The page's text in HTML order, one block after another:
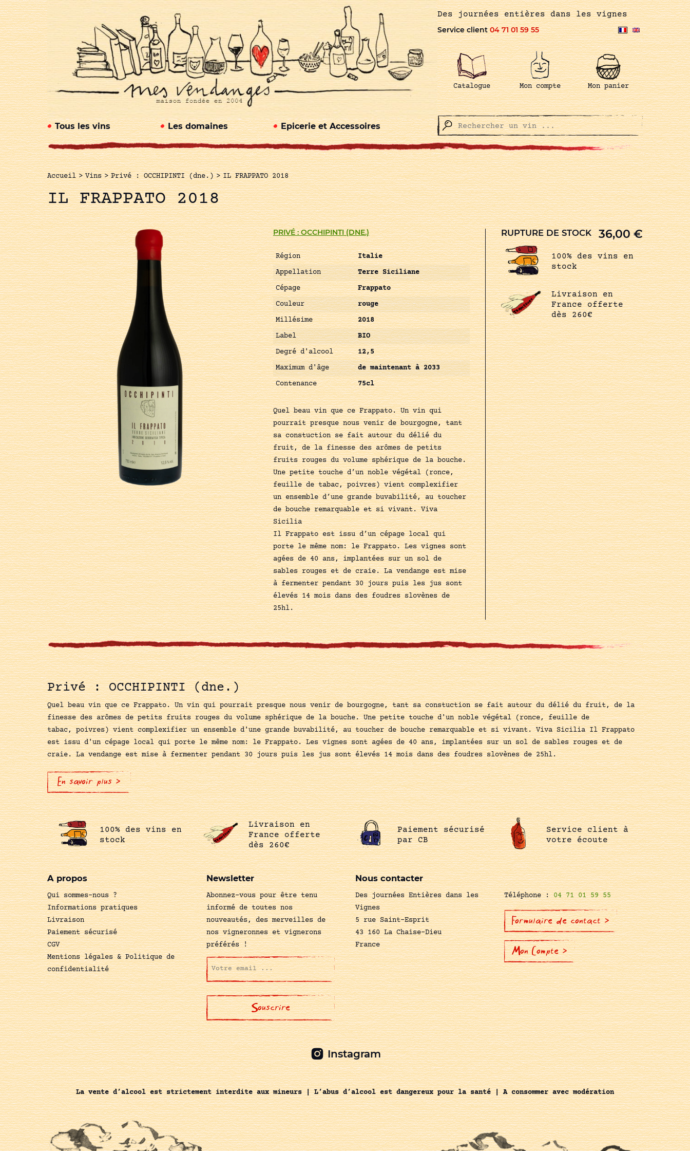
Des journées entières dans les vignes
Service client04 71 01 59 55
Catalogue Mon compte Mon panier
Tous les vins Les domaines Epicerie et Accessoires
Accueil > Vins > Privé : OCCHIPINTI (dne.) > IL FRAPPATO 2018
IL FRAPPATO 2018
PRIVÉ : OCCHIPINTI (DNE.)
Région
Italie
Appellation
Terre Siciliane
Cépage
Frappato
Couleur
rouge
Millésime
2018
Label
BIO
Degré d'alcool
12,5
Maximum d'âge
de maintenant à 2033
Contenance
75cl
Quel beau vin que ce Frappato. Un vin qui
pourrait presque nous venir de bourgogne, tant
sa constuction se fait autour du délié du
fruit, de la finesse des arômes de petits
fruits rouges du volume sphérique de la bouche.
Une petite touche d’un noble végétal (ronce,
feuille de tabac, poivres) vient complexifier
un ensemble d’une grande buvabilité, au toucher
de bouche remarquable et si vivant. Viva
Sicilia
Il Frappato est issu d’un cépage local qui
porte le même nom: le Frappato. Les vignes sont
agées de 40 ans, implantées sur un sol de
sables rouges et de craie. La vendange est mise
à fermenter pendant 30 jours puis les jus sont
élevés 14 mois dans des foudres slovènes de
25hl.
RUPTURE DE STOCK 36,00€
100% des vins en
stock
Livraison en
France offerte
dès 260€
Privé : OCCHIPINTI (dne.)
Quel beau vin que ce Frappato. Un vin qui pourrait presque nous venir de bourgogne, tant sa constuction se fait autour du délié du fruit, de la
finesse des arômes de petits fruits rouges du volume sphérique de la bouche. Une petite touche d'un noble végétal (ronce, feuille de
tabac, poivres) vient complexifier un ensemble d'une grande buvabilité, au toucher de bouche remarquable et si vivant. Viva Sicilia Il Frappato
est issu d'un cépage local qui porte le même nom: le Frappato. Les vignes sont agées de 40 ans, implantées sur un sol de sables rouges et de
craie. La vendange est mise à fermenter pendant 30 jours puis les jus sont élevés 14 mois dans des foudres slovènes de 25hl.
En savoir plus >
100% des vins en
stock
Livraison en
France offerte
dès 260€
Paiement sécurisé
par CB
Service client à
votre écoute
A propos
Qui sommes-nous ?
Informations pratiques
Livraison
Paiement sécurisé
CGV
Mentions légales & Politique de
confidentialité
Newsletter
Abonnez-vous pour être tenu
informé de toutes nos
nouveautés, des merveilles de
nos vigneronnes et vignerons
préférés !
Nous contacter
Des journées Entières dans les
Vignes
5 rue Saint-Esprit
43 160 La Chaise-Dieu
France
Téléphone :04 71 01 59 55
Formulaire de contact >
Mon Compte >
Instagram
La vente d’alcool est strictement interdite aux mineurs | L’abus d’alcool est dangereux pour la santé | A consommer avec modération